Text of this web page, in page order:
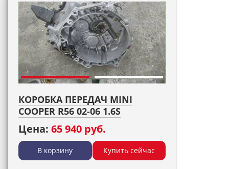
КОРОБКА ПЕРЕДАЧ MINI
COOPER R56 02-06 1.6S
Цена: 65 940 руб.
В корзину Купить сейчас